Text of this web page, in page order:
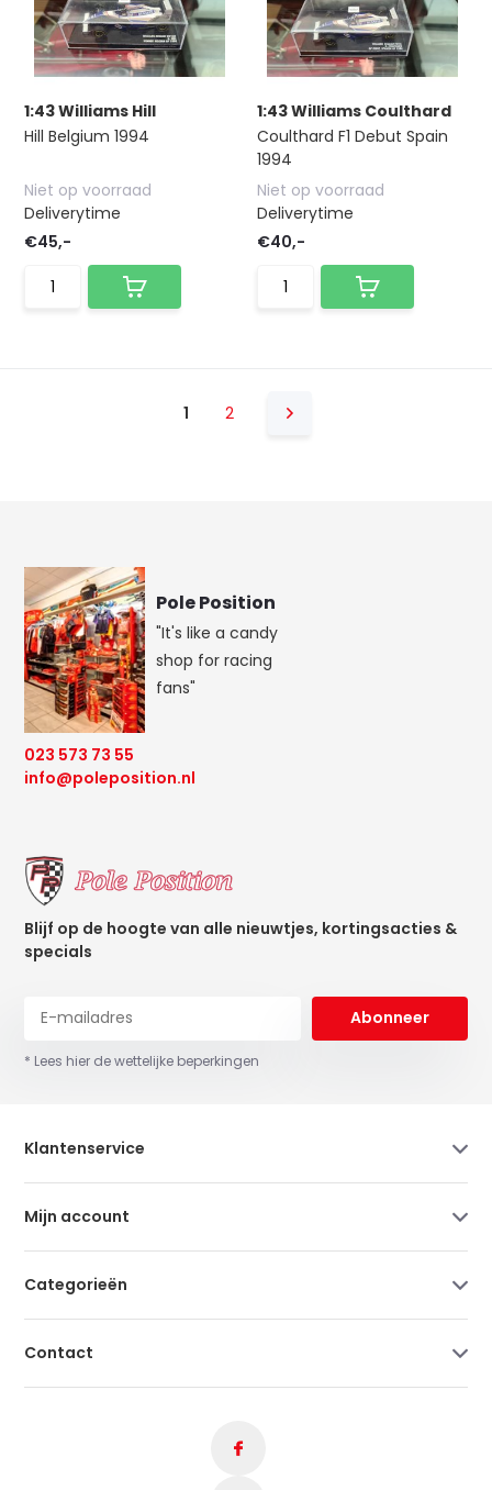
1:43 Williams Hill
Hill Belgium 1994
Niet op voorraad
Deliverytime
€45,-
1:43 Williams Coulthard
Coulthard F1 Debut Spain
1994
Niet op voorraad
Deliverytime
€40,-
1 2
Pole Position
"It's like a candy
shop for racing
fans"
023 573 73 55
info@poleposition.nl
Blijf op de hoogte van alle nieuwtjes, kortingsacties &
specials
Abonneer
* Lees hier de wettelijke beperkingen
Klantenservice
Mijn account
Categorieën
Contact